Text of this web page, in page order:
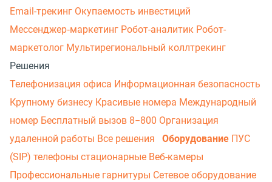
Email-трекинг Окупаемость инвестиций
Мессенджер‑маркетинг Робот-аналитик Робот-
маркетолог Мультирегиональный коллтрекинг
Решения
Телефонизация офиса Информационная безопасность
Крупному бизнесу Красивые номера Международный
номер Бесплатный вызов 8−800 Организация
удаленной работы Все решения Оборудование ПУС
(SIP) телефоны стационарные Веб-камеры
Профессиональные гарнитуры Сетевое оборудование